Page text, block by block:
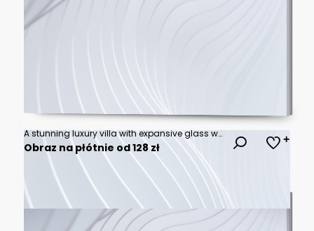
A stunning luxury villa with expansive glass walls and an inviting pool, surrounded by lush greenery in a tranquil setting.
Obraz na płótnie od 128 zł